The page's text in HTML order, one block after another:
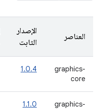
العناصر
الإصدار
الثابت
graphics-
core
1.0.4
graphics-
1.1.0